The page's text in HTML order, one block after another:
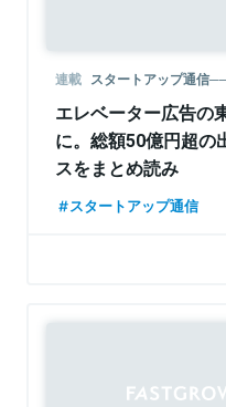
連載 スタートアップ通信
エレベーター広告の
に。総額50億円超
スをまとめ読み
スタートアップ通信